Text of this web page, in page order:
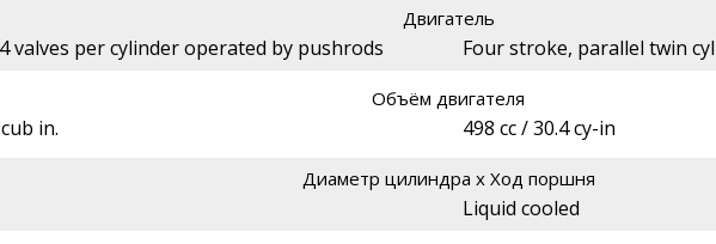
Двигатель
valves per cylinder operated by pushrods Four stroke, parallel twin
Объём двигателя
in. 498 cc / 30.4 cy-in
Диаметр цилиндра х Ход поршня
Liquid cooled